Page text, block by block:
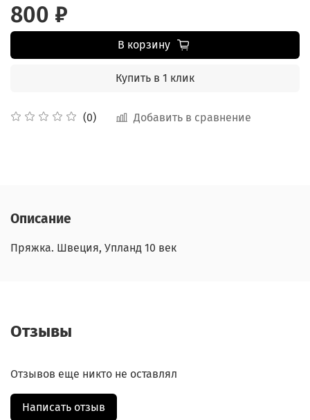
(0) Добавить в сравнение
800 ₽
В корзину
Купить в 1 клик
Описание
Пряжка. Швеция, Упланд 10 век
Отзывы
Отзывов еще никто не оставлял
Написать отзыв